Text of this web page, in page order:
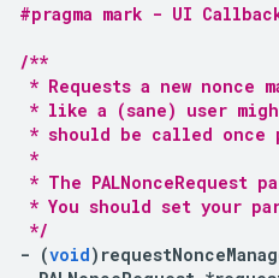
#pragma mark - UI
/**
* Requests a new
* like a (sane) user
* should be called once
*
* The PALNonceRequest
* You should set your
*/
- (void)